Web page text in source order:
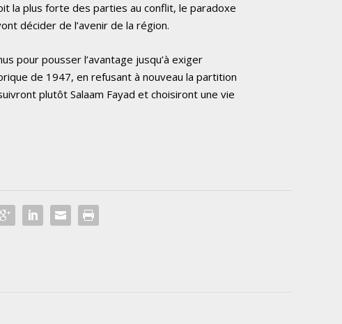
la plus forte des parties au conflit, le paradoxe
décider de l’avenir de la région.
pour pousser l’avantage jusqu’à exiger
de 1947, en refusant à nouveau la partition
plutôt Salaam Fayad et choisiront une vie